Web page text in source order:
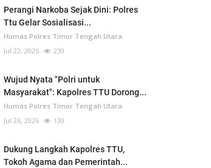
Perangi Narkoba Sejak Dini: Polres
Ttu Gelar Sosialisasi...
Humas Polres Timor Tengah Utara
Jul 22, 2026
230
Wujud Nyata "Polri untuk
Masyarakat": Kapolres TTU Dorong...
Humas Polres Timor Tengah Utara
Jul 26, 2026
130
Dukung Langkah Kapolres TTU,
Tokoh Agama dan Pemerintah...